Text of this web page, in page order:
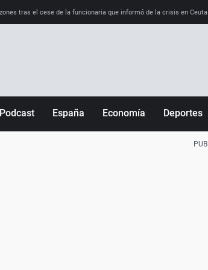
tras el cese de la funcionaria que informó de la crisis en Ceuta
Podcast España Economía Deportes